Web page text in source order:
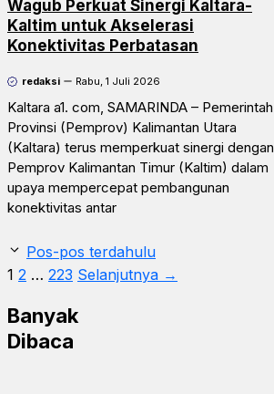
Wagub Perkuat Sinergi Kaltara-
Kaltim untuk Akselerasi
Konektivitas Perbatasan
redaksi Rabu, 1 Juli 2026
Kaltara a1. com, SAMARINDA – Pemerintah
Provinsi (Pemprov) Kalimantan Utara
(Kaltara) terus memperkuat sinergi dengan
Pemprov Kalimantan Timur (Kaltim) dalam
upaya mempercepat pembangunan
konektivitas antar
Pos-pos terdahulu
Halaman
1 Halaman
2 … Halaman
223 Selanjutnya →
Banyak
Dibaca